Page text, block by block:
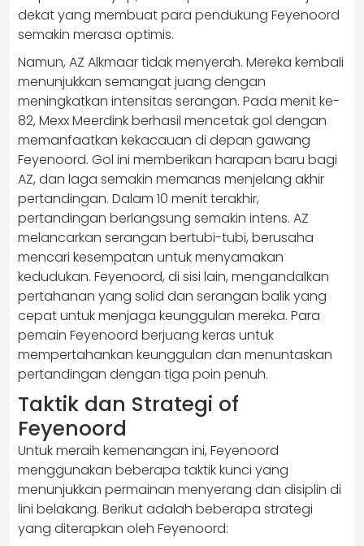
dekat yang membuat para pendukung Feyenoord
semakin merasa optimis.
Namun, AZ Alkmaar tidak menyerah. Mereka kembali
menunjukkan semangat juang dengan
meningkatkan intensitas serangan. Pada menit ke-
82, Mexx Meerdink berhasil mencetak gol dengan
memanfaatkan kekacauan di depan gawang
Feyenoord. Gol ini memberikan harapan baru bagi
AZ, dan laga semakin memanas menjelang akhir
pertandingan. Dalam 10 menit terakhir,
pertandingan berlangsung semakin intens. AZ
melancarkan serangan bertubi-tubi, berusaha
mencari kesempatan untuk menyamakan
kedudukan. Feyenoord, di sisi lain, mengandalkan
pertahanan yang solid dan serangan balik yang
cepat untuk menjaga keunggulan mereka. Para
pemain Feyenoord berjuang keras untuk
mempertahankan keunggulan dan menuntaskan
pertandingan dengan tiga poin penuh.
Taktik dan Strategi of
Feyenoord
Untuk meraih kemenangan ini, Feyenoord
menggunakan beberapa taktik kunci yang
menunjukkan permainan menyerang dan disiplin di
lini belakang. Berikut adalah beberapa strategi
yang diterapkan oleh Feyenoord: